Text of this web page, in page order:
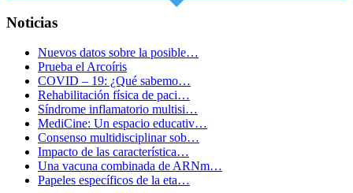
Noticias
Nuevos datos sobre la posible…
Prueba el Arcoíris
COVID – 19: ¿Qué sabemo…
Rehabilitación física de paci…
Síndrome inflamatorio multisi…
MediCine: Un espacio educativ…
Consenso multidisciplinar sob…
Impacto de las característica…
Una vacuna combinada de ARNm…
Papeles específicos de la eta…